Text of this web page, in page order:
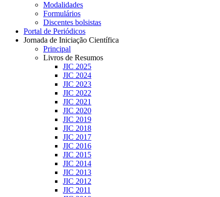
Modalidades
Formulários
Discentes bolsistas
Portal de Periódicos
Jornada de Iniciação Científica
Principal
Livros de Resumos
JIC 2025
JIC 2024
JIC 2023
JIC 2022
JIC 2021
JIC 2020
JIC 2019
JIC 2018
JIC 2017
JIC 2016
JIC 2015
JIC 2014
JIC 2013
JIC 2012
JIC 2011